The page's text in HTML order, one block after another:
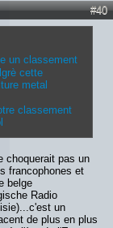
#40
un classement
cette
metal
classement
choquerait pas un
francophones et
belge
Radio
un
de plus en plus